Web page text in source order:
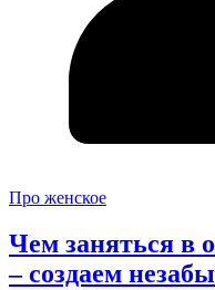
Про женское
Чем заняться в
– создаем